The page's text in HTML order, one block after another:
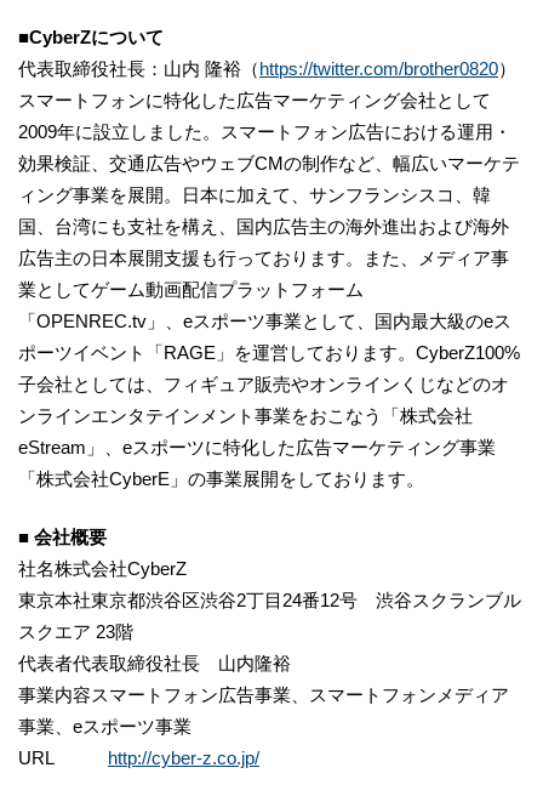
■CyberZについて
代表取締役社長：山内 隆裕（https://twitter.com/brother0820）
スマートフォンに特化した広告マーケティング会社として
2009年に設立しました。スマートフォン広告における運用・
効果検証、交通広告やウェブCMの制作など、幅広いマーケテ
ィング事業を展開。日本に加えて、サンフランシスコ、韓
国、台湾にも支社を構え、国内広告主の海外進出および海外
広告主の日本展開支援も行っております。また、メディア事
業としてゲーム動画配信プラットフォーム
「OPENREC.tv」、eスポーツ事業として、国内最大級のeス
ポーツイベント「RAGE」を運営しております。CyberZ100%
子会社としては、フィギュア販売やオンラインくじなどのオ
ンラインエンタテインメント事業をおこなう「株式会社
eStream」、eスポーツに特化した広告マーケティング事業
「株式会社CyberE」の事業展開をしております。
■ 会社概要
社名株式会社CyberZ
東京本社東京都渋谷区渋谷2丁目24番12号 渋谷スクランブル
スクエア 23階
代表者代表取締役社長 山内隆裕
事業内容スマートフォン広告事業、スマートフォンメディア
事業、eスポーツ事業
URL http://cyber-z.co.jp/